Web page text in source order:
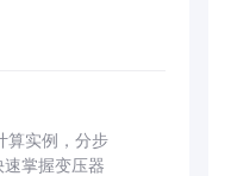
算实例，分步
速掌握变压器